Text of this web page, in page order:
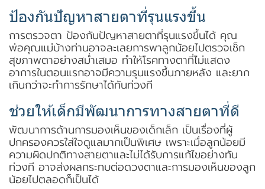
ป้องกันปัญหาสายตาที่รุนแรงขึ้น
การตรวจตา ป้องกันปัญหาสายตาที่รุนแรงขึ้นได้ คุณ
พ่อคุณแม่บ้างท่านอาจละเลยการพาลูกน้อยไปตรวจเช็ก
สุขภาพตาอย่างสม่ำเสมอ ทำให้โรคทางตาที่ไม่แสดง
อาการในตอนแรกอาจมีความรุนแรงขึ้นภายหลัง และยาก
เกินกว่าจะทำการรักษาได้ทันท่วงที
ช่วยให้เด็กมีพัฒนาการทางสายตาที่ดี
พัฒนาการด้านการมองเห็นของเด็กเล็ก เป็นเรื่องที่ผู้
ปกครองควรใส่ใจดูแลมากเป็นพิเศษ เพราะเมื่อลูกน้อยมี
ความผิดปกติทางสายตาและไม่ได้รับการแก้ไขอย่างทัน
ท่วงที อาจส่งผลกระทบต่อดวงตาและการมองเห็นของลูก
น้อยไปตลอดก็เป็นได้